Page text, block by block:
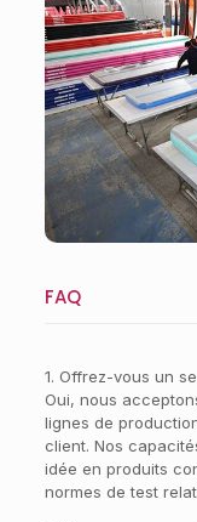
FAQ
1. Offrez-vous un
Oui, nous
lignes de
client. Nos
idée en produits
normes de test